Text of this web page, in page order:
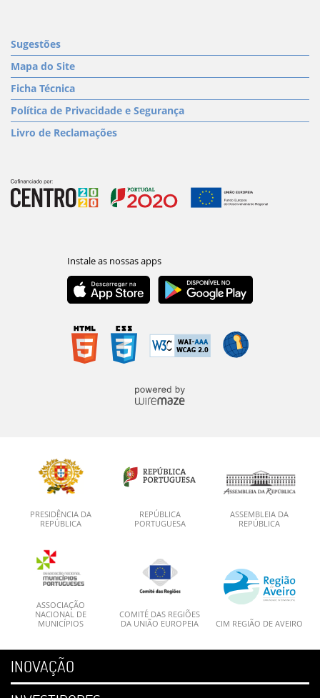
Sugestões
Mapa do Site
Ficha Técnica
Política de Privacidade e Segurança
Livro de Reclamações
PRESIDÊNCIA DA
REPÚBLICA
REPÚBLICA
PORTUGUESA
ASSEMBLEIA DA
REPÚBLICA
ASSOCIAÇÃO
NACIONAL DE
MUNICÍPIOS
COMITÉ DAS REGIÕES
DA UNIÃO EUROPEIA
CIM REGIÃO DE AVEIRO
INOVAÇÃO